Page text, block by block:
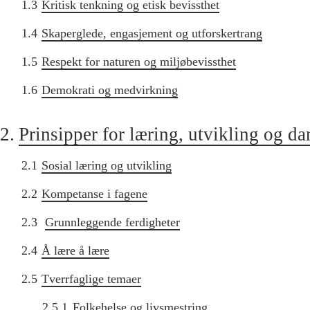
1.3 Kritisk tenkning og etisk bevissthet
1.4 Skaperglede, engasjement og utforskertrang
1.5 Respekt for naturen og miljøbevissthet
1.6 Demokrati og medvirkning
2. Prinsipper for læring, utvikling og
2.1 Sosial læring og utvikling
2.2 Kompetanse i fagene
2.3 Grunnleggende ferdigheter
2.4 Å lære å lære
2.5 Tverrfaglige temaer